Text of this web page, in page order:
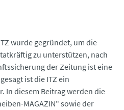
wurde gegründet, um die
zu unterstützen, nach
der Zeitung ist eine
ist die ITZ ein
In diesem Beitrag werden die
MAGAZIN" sowie der